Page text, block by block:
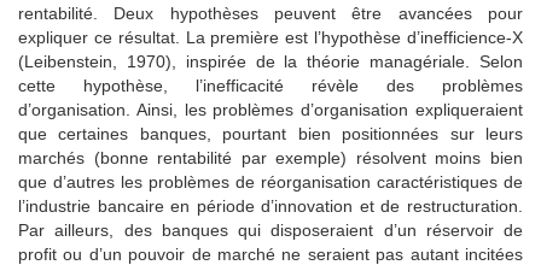
rentabilité. Deux hypothèses peuvent être avancées pour
expliquer ce résultat. La première est l’hypothèse d’inefficience-X
(Leibenstein, 1970), inspirée de la théorie managériale. Selon
cette hypothèse, l’inefficacité révèle des problèmes
d’organisation. Ainsi, les problèmes d’organisation expliqueraient
que certaines banques, pourtant bien positionnées sur leurs
marchés (bonne rentabilité par exemple) résolvent moins bien
que d’autres les problèmes de réorganisation caractéristiques de
l’industrie bancaire en période d’innovation et de restructuration.
Par ailleurs, des banques qui disposeraient d’un réservoir de
profit ou d’un pouvoir de marché ne seraient pas autant incitées